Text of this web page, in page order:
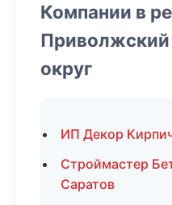
Компании в
округ
ИП Декор
Строймастер
Саратов